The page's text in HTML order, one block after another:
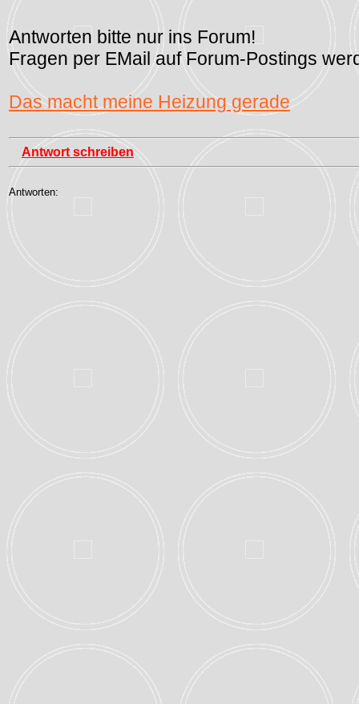
Antworten bitte nur ins Forum!
Fragen per EMail auf Forum-Postings
Das macht meine Heizung gerade
Antwort schreiben
Antworten: